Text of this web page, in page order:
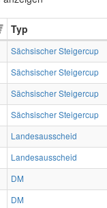
Typ
Sächsischer Steigercup
Sächsischer Steigercup
Sächsischer Steigercup
Sächsischer Steigercup
Landesausscheid
Landesausscheid
DM
DM